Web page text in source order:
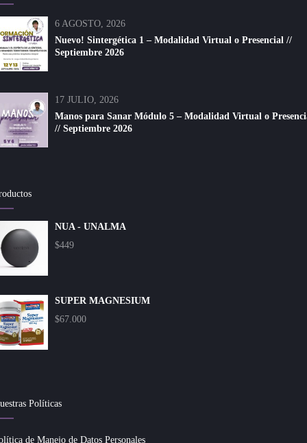
6 AGOSTO, 2026
Nuevo! Sintergética 1 – Modalidad Virtual o Presencial //
Septiembre 2026
17 JULIO, 2026
Manos para Sanar Módulo 5 – Modalidad Virtual o
// Septiembre 2026
NUA - UNALMA
$449
SUPER MAGNESIUM
$67.000
Políticas
de Manejo de Datos Personales